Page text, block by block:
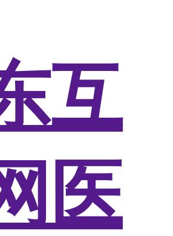
互
医